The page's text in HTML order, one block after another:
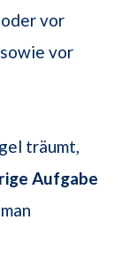
vor
vor
träumt,
Aufgabe